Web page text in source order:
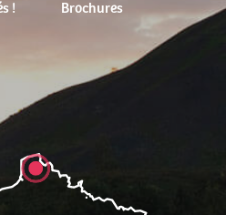
! Brochures